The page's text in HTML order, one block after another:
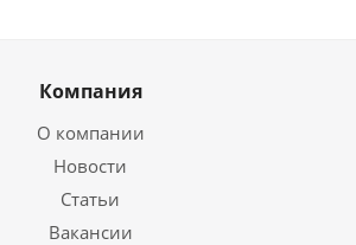
Компания
О компании
Новости
Статьи
Вакансии